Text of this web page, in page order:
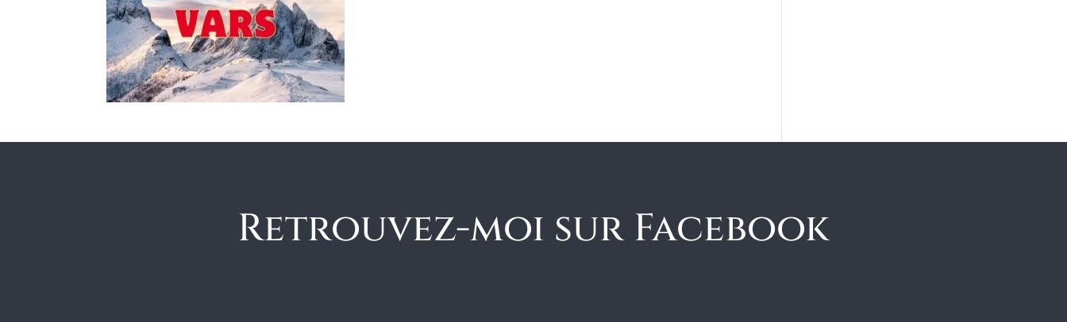
Retrouvez-moi sur Facebook